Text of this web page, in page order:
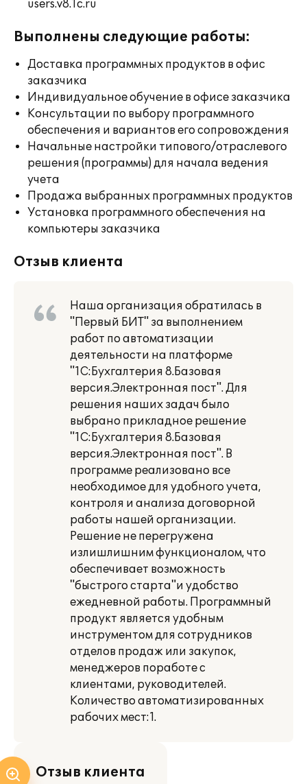
users.v8.1c.ru
Выполнены следующие работы:
Доставка программных продуктов в офис
заказчика
Индивидуальное обучение в офисе заказчика
Консультации по выбору программного
обеспечения и вариантов его сопровождения
Начальные настройки типового/отраслевого
решения (программы) для начала ведения
учета
Продажа выбранных программных продуктов
Установка программного обеспечения на
компьютеры заказчика
Отзыв клиента
Наша организация обратилась в
"Первый БИТ" за выполнением
работ по автоматизации
деятельности на платформе
"1С:Бухгалтерия 8.Базовая
версия.Электронная пост". Для
решения наших задач было
выбрано прикладное решение
"1С:Бухгалтерия 8.Базовая
версия.Электронная пост". В
программе реализовано все
необходимое для удобного учета,
контроля и анализа договорной
работы нашей организации.
Решение не перегружена
излишлишним функционалом, что
обеспечивает возможность
"быстрого старта"и удобство
ежедневной работы. Программный
продукт является удобным
инструментом для сотрудников
отделов продаж или закупок,
менеджеров поработе с
клиентами, руководителей.
Количество автоматизированных
рабочих мест:1.
Отзыв клиента